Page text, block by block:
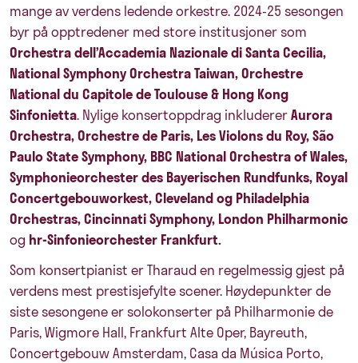
mange av verdens ledende orkestre. 2024-25 sesongen
byr på opptredener med store institusjoner som
Orchestra dell’Accademia Nazionale di Santa Cecilia,
National Symphony Orchestra Taiwan, Orchestre
National du Capitole de Toulouse & Hong Kong
Sinfonietta. Nylige konsertoppdrag inkludererAurora
Orchestra, Orchestre de Paris, Les Violons du Roy, São
Paulo State Symphony, BBC National Orchestra of Wales,
Symphonieorchester des Bayerischen Rundfunks, Royal
Concertgebouworkest, Cleveland og Philadelphia
Orchestras, Cincinnati Symphony, London Philharmonic
og hr-Sinfonieorchester Frankfurt.
Som konsertpianist er Tharaud en regelmessig gjest på
verdens mest prestisjefylte scener. Høydepunkter de
siste sesongene er solokonserter på Philharmonie de
Paris, Wigmore Hall, Frankfurt Alte Oper, Bayreuth,
Concertgebouw Amsterdam, Casa da Música Porto,